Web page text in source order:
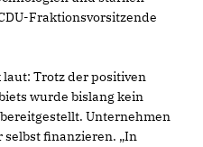
Fraktionsvorsitzende
Trotz der positiven
wurde bislang kein
Unternehmen
selbst finanzieren. „In